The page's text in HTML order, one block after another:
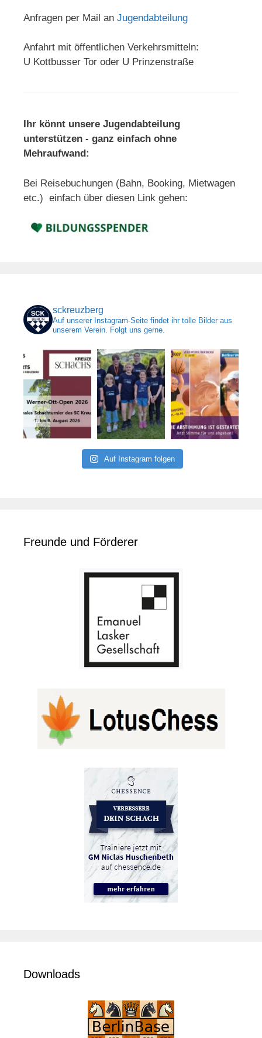
Anfragen per Mail an Jugendabteilung
Anfahrt mit öffentlichen Verkehrsmitteln:
U Kottbusser Tor oder U Prinzenstraße
Ihr könnt unsere Jugendabteilung
unterstützen - ganz einfach ohne
Mehraufwand:
Bei Reisebuchungen (Bahn, Booking, Mietwagen
etc.) einfach über diesen Link gehen:
sckreuzberg
Auf unserer Instagram-Seite findet ihr tolle Bilder aus
unserem Verein. Folgt uns gerne.
Auf Instagram folgen
Freunde und Förderer
Downloads